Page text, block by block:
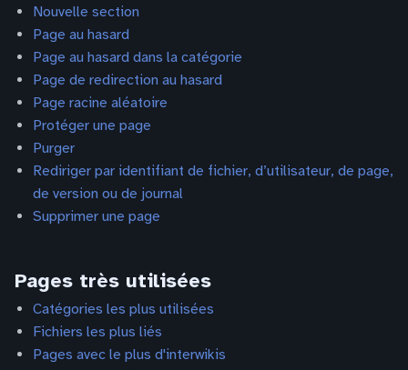
Nouvelle section
Page au hasard
Page au hasard dans la catégorie
Page de redirection au hasard
Page racine aléatoire
Protéger une page
Purger
Rediriger par identifiant de fichier, d’utilisateur, de page,
de version ou de journal
Supprimer une page
Pages très utilisées
Catégories les plus utilisées
Fichiers les plus liés
Pages avec le plus d'interwikis